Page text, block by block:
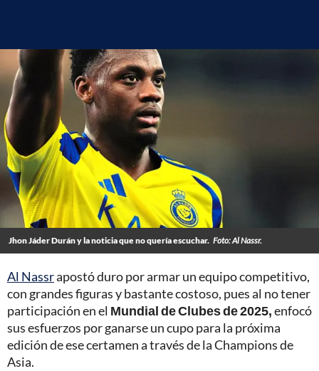
Jhon Jáder Durán y la noticia que no quería escuchar. Foto: Al Nassr.
Al Nassrapostó duro por armar un equipo competitivo,
con grandes figuras y bastante costoso, pues al no tener
participación en el Mundial de Clubes de 2025,enfocó
sus esfuerzos por ganarse un cupo para la próxima
edición de ese certamen a través de la Champions de
Asia.